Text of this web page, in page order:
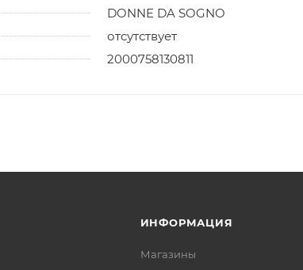
DONNE DA SOGNO
отсутствует
2000758130811
ИНФОРМАЦИЯ
Магазины